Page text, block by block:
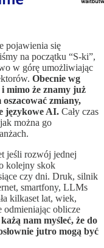
pojawienia się
na początku “S-ki”,
w górę umożliwiając
Obecnie wg
mimo że znamy już
zmiany,
językowe AI. Cały czas
można go
jeśli rozwój jednej
kolejny skok
czy dni. Druk, silnik
smartfony, LLMs
kilkaset lat, wiek,
odmieniając oblicze
nam myśleć, że do
jutro mogą być